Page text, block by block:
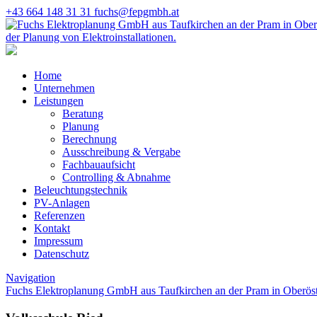
+43 664 148 31 31 fuchs@fepgmbh.at
Home
Unternehmen
Leistungen
Beratung
Planung
Berechnung
Ausschreibung & Vergabe
Fachbauaufsicht
Controlling & Abnahme
Beleuchtungstechnik
PV-Anlagen
Referenzen
Kontakt
Impressum
Datenschutz
Navigation
Fuchs Elektroplanung GmbH aus Taufkirchen an der Pram in